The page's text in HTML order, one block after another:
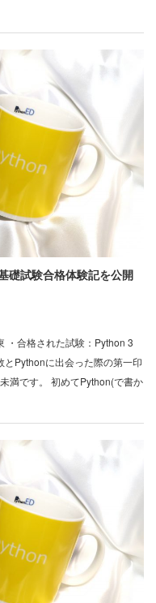
礎試験合格体験記を公開
・合格された試験：Python 3
Pythonに出会った際の第一印
満です。 初めてPython(で書か